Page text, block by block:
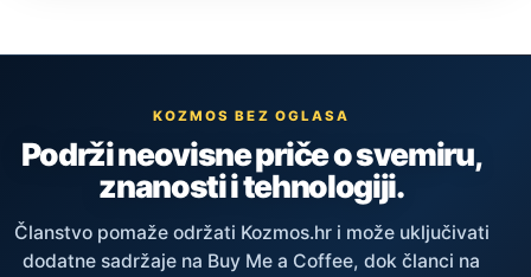
KOZMOS BEZ OGLASA
Podrži neovisne priče o svemiru,
znanosti i tehnologiji.
Članstvo pomaže održati Kozmos.hr i može uključivati
dodatne sadržaje na Buy Me a Coffee, dok članci na